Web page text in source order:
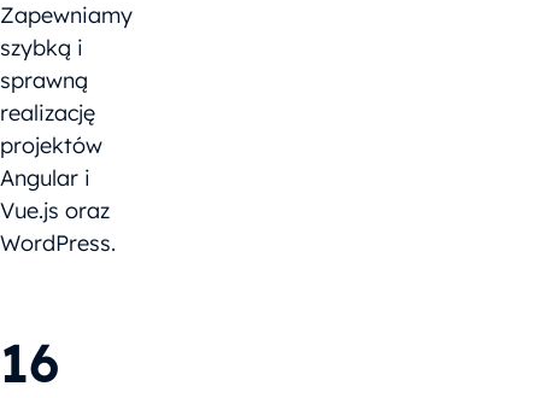
Zapewniamy
szybką i
sprawną
realizację
projektów
Angular i
Vue.js oraz
WordPress.
16